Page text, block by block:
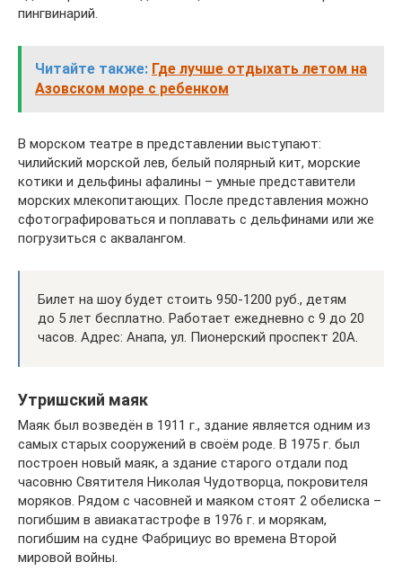
пингвинарий.
Читайте также: Где лучше отдыхать летом на
Азовском море с ребенком
В морском театре в представлении выступают:
чилийский морской лев, белый полярный кит, морские
котики и дельфины афалины – умные представители
морских млекопитающих. После представления можно
сфотографироваться и поплавать с дельфинами или же
погрузиться с аквалангом.
Билет на шоу будет стоить 950-1200 руб., детям
до 5 лет бесплатно. Работает ежедневно с 9 до 20
часов. Адрес: Анапа, ул. Пионерский проспект 20А.
Утришский маяк
Маяк был возведён в 1911 г., здание является одним из
самых старых сооружений в своём роде. В 1975 г. был
построен новый маяк, а здание старого отдали под
часовню Святителя Николая Чудотворца, покровителя
моряков. Рядом с часовней и маяком стоят 2 обелиска –
погибшим в авиакатастрофе в 1976 г. и морякам,
погибшим на судне Фабрициус во времена Второй
мировой войны.